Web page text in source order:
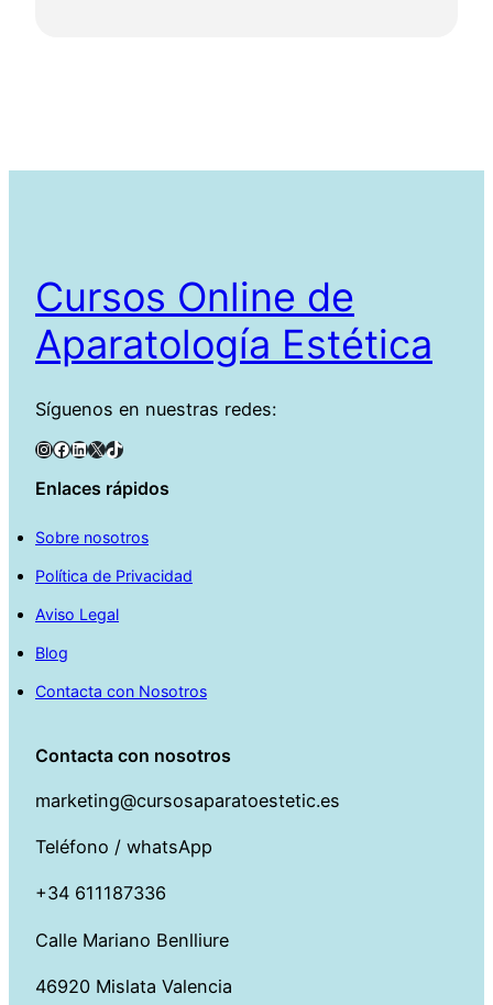
Cursos Online de
Aparatología Estética
Síguenos en nuestras redes:
InstagramFacebook LinkedIn X TikTok
Enlaces rápidos
Sobre nosotros
Política de Privacidad
Aviso Legal
Blog
Contacta con Nosotros
Contacta con nosotros
marketing@cursosaparatoestetic.es
Teléfono / whatsApp
+34 611187336
Calle Mariano Benlliure
46920 Mislata Valencia